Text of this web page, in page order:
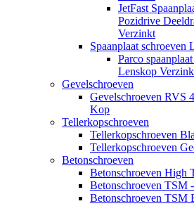
JetFast
Pozidrive
Verzinkt
Spaanplaat schroeven
Parco
Lenskop
Gevelschroeven
Gevelschroeven RVS
Kop
Tellerkopschroeven
Tellerkopschroeven
Tellerkopschroeven
Betonschroeven
Betonschroeven High
Betonschroeven TSM
Betonschroeven TSM